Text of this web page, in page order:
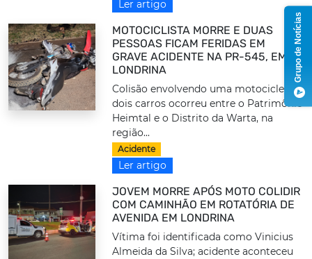
Ler artigo
MOTOCICLISTA MORRE E DUAS
PESSOAS FICAM FERIDAS EM
GRAVE ACIDENTE NA PR-545, EM
LONDRINA
Colisão envolvendo uma motocicleta e
dois carros ocorreu entre o Patrimônio
Heimtal e o Distrito da Warta, na
região...
Acidente
Ler artigo
JOVEM MORRE APÓS MOTO COLIDIR
COM CAMINHÃO EM ROTATÓRIA DE
AVENIDA EM LONDRINA
Vítima foi identificada como Vinicius
Almeida da Silva; acidente aconteceu
Grupo de Notícias